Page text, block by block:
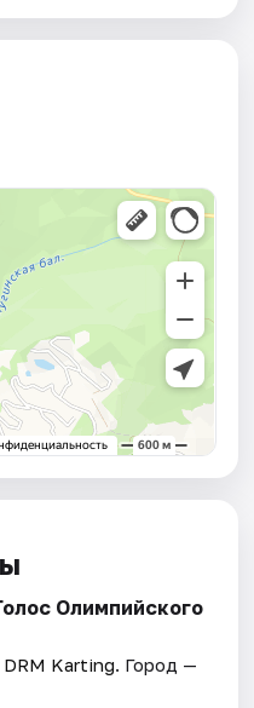
Олимпийского
DRM Karting. Город —